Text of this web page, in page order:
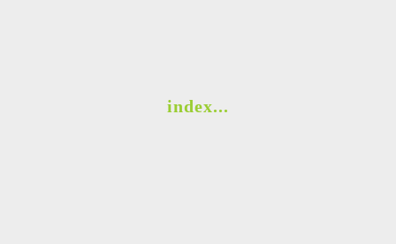
index...